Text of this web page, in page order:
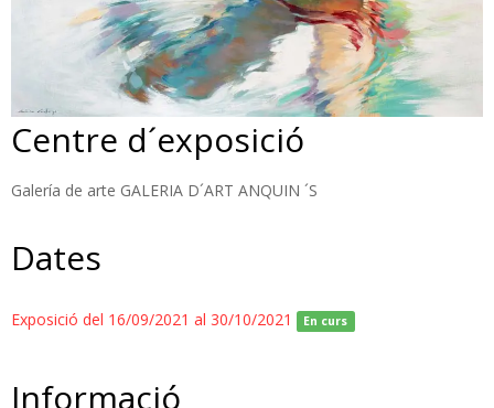
Centre d´exposició
Galería de arte GALERIA D´ART ANQUIN ´S
Dates
Exposició del 16/09/2021 al 30/10/2021 En curs
Informació